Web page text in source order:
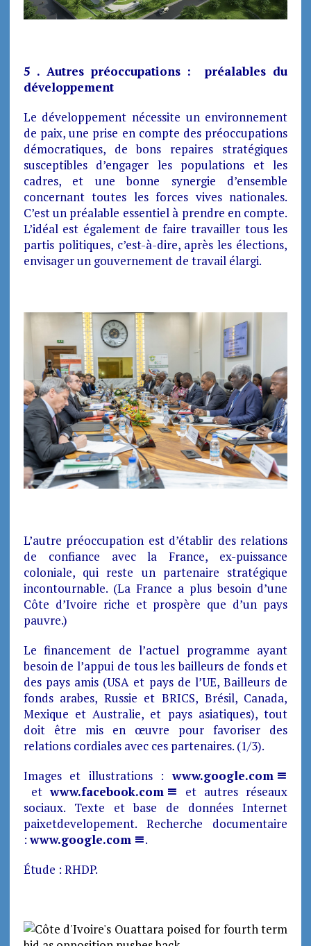
5 . Autres préoccupations : préalables du
développement
Le développement nécessite un environnement
de paix, une prise en compte des préoccupations
démocratiques, de bons repaires stratégiques
susceptibles d’engager les populations et les
cadres, et une bonne synergie d’ensemble
concernant toutes les forces vives nationales.
C’est un préalable essentiel à prendre en compte.
L’idéal est également de faire travailler tous les
partis politiques, c’est-à-dire, après les élections,
envisager un gouvernement de travail élargi.
L’autre préoccupation est d’établir des relations
de confiance avec la France, ex-puissance
coloniale, qui reste un partenaire stratégique
incontournable. (La France a plus besoin d’une
Côte d’Ivoire riche et prospère que d’un pays
pauvre.)
Le financement de l’actuel programme ayant
besoin de l’appui de tous les bailleurs de fonds et
des pays amis (USA et pays de l’UE, Bailleurs de
fonds arabes, Russie et BRICS, Brésil, Canada,
Mexique et Australie, et pays asiatiques), tout
doit être mis en œuvre pour favoriser des
relations cordiales avec ces partenaires. (1/3).
Images et illustrations :www.google.com
etwww.facebook.com
et autres réseaux
sociaux. Texte et base de données Internet
paixetdevelopement. Recherche documentaire
:www.google.com
.
Étude : RHDP.